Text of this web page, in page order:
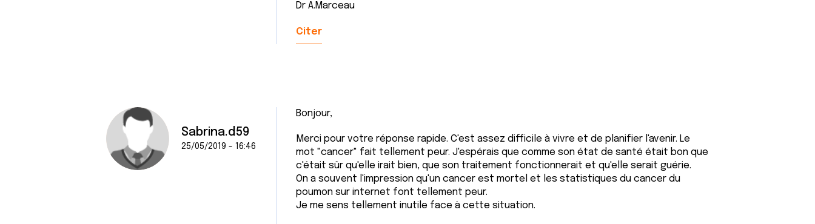
Dr A.Marceau
Citer
Sabrina.d59
25/05/2019 - 16:46
Bonjour,
Merci pour votre réponse rapide. C'est assez difficile à vivre et de planifier l'avenir. Le
mot "cancer" fait tellement peur. J'espérais que comme son état de santé était bon que
c'était sûr qu'elle irait bien, que son traitement fonctionnerait et qu'elle serait guérie.
On a souvent l'impression qu'un cancer est mortel et les statistiques du cancer du
poumon sur internet font tellement peur.
Je me sens tellement inutile face à cette situation.